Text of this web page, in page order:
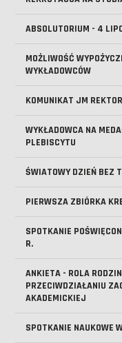
ABSOLUTORIUM - 4
MOŻLIWOŚĆ
WYKŁADOWCÓW
KOMUNIKAT JM
WYKŁADOWCA NA
PLEBISCYTU
ŚWIATOWY DZIEŃ BEZ
PIERWSZA ZBIÓRKA
SPOTKANIE
R.
ANKIETA - ROLA
PRZECIWDZIAŁANIU
AKADEMICKIEJ
SPOTKANIE NAUKOWE